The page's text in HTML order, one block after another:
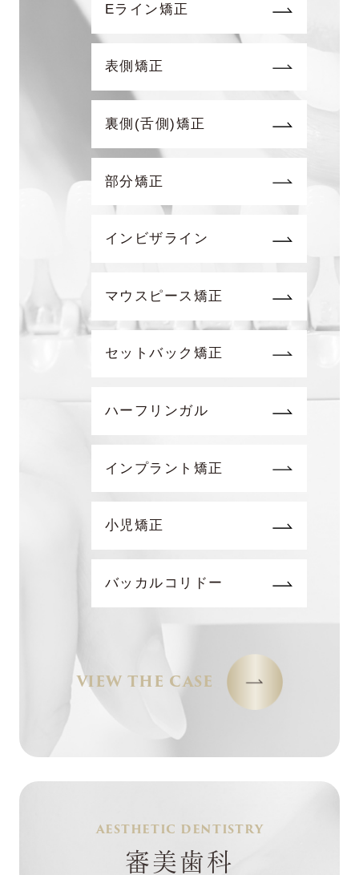
Eライン矯正
表側矯正
裏側(舌側)矯正
部分矯正
インビザライン
マウスピース矯正
セットバック矯正
ハーフリンガル
インプラント矯正
小児矯正
バッカルコリドー
VIEW THE CASE
AESTHETIC DENTISTRY
審美歯科